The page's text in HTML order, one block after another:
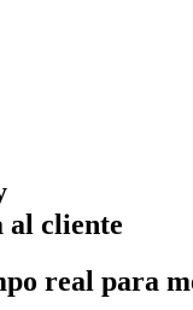
al cliente
real para